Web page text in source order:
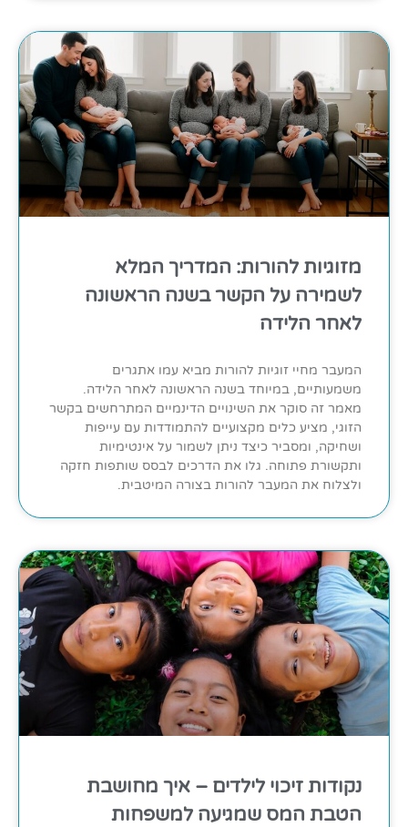
מזוגיות להורות: המדריך המלא
לשמירה על הקשר בשנה הראשונה
לאחר הלידה
המעבר מחיי זוגיות להורות מביא עמו אתגרים
משמעותיים, במיוחד בשנה הראשונה לאחר הלידה.
מאמר זה סוקר את השינויים הדינמיים המתרחשים בקשר
הזוגי, מציע כלים מקצועיים להתמודדות עם עייפות
ושחיקה, ומסביר כיצד ניתן לשמור על אינטימיות
ותקשורת פתוחה. גלו את הדרכים לבסס שותפות חזקה
ולצלוח את המעבר להורות בצורה המיטבית.
נקודות זיכוי לילדים – איך מחושבת
הטבת המס שמגיעה למשפחות